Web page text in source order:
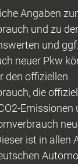
Angaben
und zu
und
neuer Pkw
den offiziellen
die
Emissionen
ist in allen